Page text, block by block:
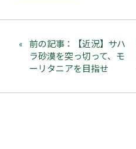
前の記事：【近況】サハ
ラ砂漠を突っ切って、モ
ーリタニアを目指せ